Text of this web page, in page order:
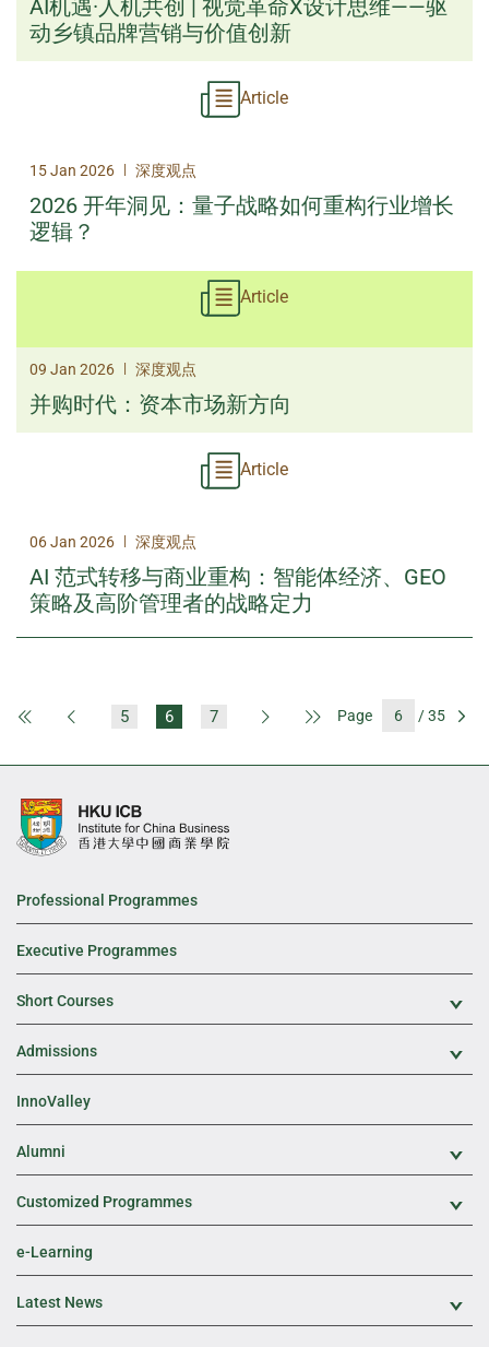
AI机遇·人机共创 | 视觉革命X设计思维——驱
动乡镇品牌营销与价值创新
Article
15 Jan 2026 | 深度观点
2026 开年洞见：量子战略如何重构行业增长
逻辑？
Article
09 Jan 2026 | 深度观点
并购时代：资本市场新方向
Article
06 Jan 2026 | 深度观点
AI 范式转移与商业重构：智能体经济、GEO
策略及高阶管理者的战略定力
First PagePrevious Page
5 6 7 Next PageLast Page
Page / 35
Professional Programmes
Executive Programmes
Short Courses
Admissions
InnoValley
Alumni
Customized Programmes
e-Learning
Latest News